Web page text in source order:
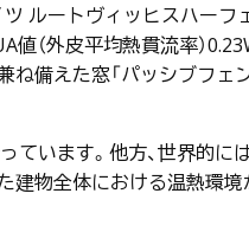
ルートヴィッヒスハーフェ
値（外皮平均熱貫流率）
ね備えた窓「パッシブフェ
います。他方、世界的に
建物全体における温熱環